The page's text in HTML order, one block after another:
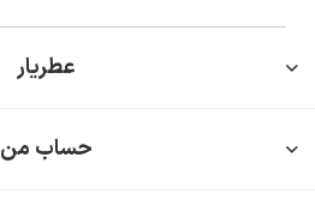
عطریار
حساب من